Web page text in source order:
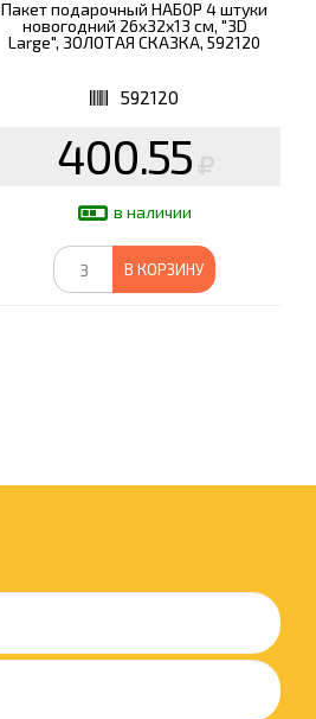
Пакет подарочный НАБОР 4 штуки
новогодний 26x32x13 см, "3D
Large", ЗОЛОТАЯ СКАЗКА, 592120
592120
400.55
в наличии
В КОРЗИНУ